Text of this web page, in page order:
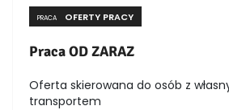
PRACA OFERTY PRACY
Praca OD ZARAZ
Oferta skierowana do osób z
transportem